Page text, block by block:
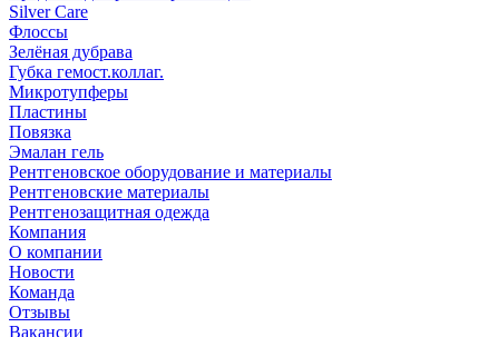
Silver Care
Флоссы
Зелёная дубрава
Губка гемост.коллаг.
Микротупферы
Пластины
Повязка
Эмалан гель
Рентгеновское оборудование и материалы
Рентгеновские материалы
Рентгенозащитная одежда
Компания
О компании
Новости
Команда
Отзывы
Вакансии